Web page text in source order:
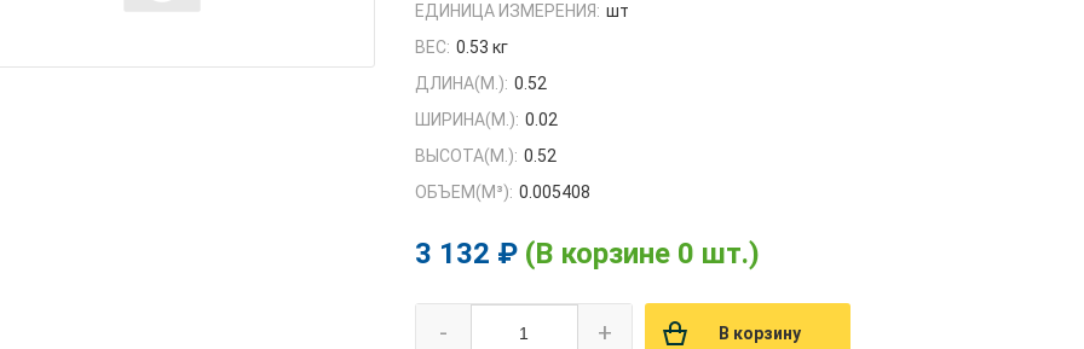
ЕДИНИЦА ИЗМЕРЕНИЯ: шт
ВЕС: 0.53 кг
ДЛИНА(М.): 0.52
ШИРИНА(М.): 0.02
ВЫСОТА(М.): 0.52
ОБЪЕМ(M³): 0.005408
3 132 ₽ (В корзине 0 шт.)
- + В корзину